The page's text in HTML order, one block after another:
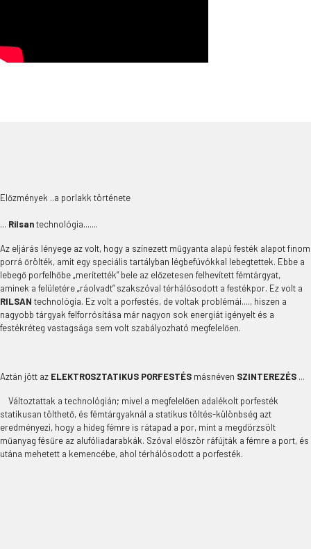
Előzmények ..a porlakk története
... Rilsantechnológia.......
Az eljárás lényege az volt, hogy a színezett műgyanta alapú festék alapot finom
porrá őrölték, amit egy speciális tartályban légbefúvókkal lebegtettek. Ebbe a
lebegő porfelhőbe „merítették” bele az előzetesen felhevített fémtárgyat,
aminek a felületére „ráolvadt” szakszóval térhálósodott a festékpor. Ez volt a
RILSAN technológia. Ez volt a porfestés, de voltak problémái...., hiszen a
nagyobb tárgyak felforrósítása már nagyon sok energiát igényelt és a
festékréteg vastagsága sem volt szabályozható megfelelően.
Aztán jött az ELEKTROSZTATIKUS PORFESTÉS másnéven SZINTEREZÉS ...
Változtattak a technológián; mivel a megfelelően adalékolt porfesték
statikusan tölthető, és fémtárgyaknál a statikus töltés-különbség azt
eredményezi, hogy a hideg fémre is rátapad a por, mint a megdörzsölt
műanyag fésűre az alufóliadarabkák. Szóval először ráfújták a fémre a port, és
utána mehetett a kemencébe, ahol térhálósodott a porfesték.